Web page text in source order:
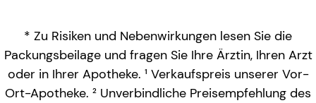
* Zu Risiken und Nebenwirkungen lesen Sie die
Packungsbeilage und fragen Sie Ihre Ärztin, Ihren Arzt
oder in Ihrer Apotheke. ¹ Verkaufspreis unserer Vor-
Ort-Apotheke. ² Unverbindliche Preisempfehlung des